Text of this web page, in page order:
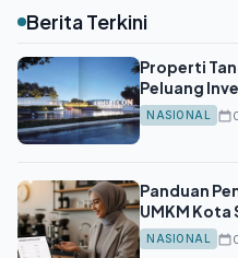
Berita Terkini
Properti
Peluang
NASIONAL
Panduan
UMKM Kota
NASIONAL